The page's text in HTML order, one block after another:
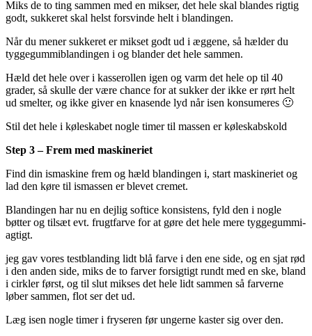
Miks de to ting sammen med en mikser, det hele skal blandes rigtig
godt, sukkeret skal helst forsvinde helt i blandingen.
Når du mener sukkeret er mikset godt ud i æggene, så hælder du
tyggegummiblandingen i og blander det hele sammen.
Hæld det hele over i kasserollen igen og varm det hele op til 40
grader, så skulle der være chance for at sukker der ikke er rørt helt
ud smelter, og ikke giver en knasende lyd når isen konsumeres 🙂
Stil det hele i køleskabet nogle timer til massen er køleskabskold
Step 3 – Frem med maskineriet
Find din ismaskine frem og hæld blandingen i, start maskineriet og
lad den køre til ismassen er blevet cremet.
Blandingen har nu en dejlig softice konsistens, fyld den i nogle
bøtter og tilsæt evt. frugtfarve for at gøre det hele mere tyggegummi-
agtigt.
jeg gav vores testblanding lidt blå farve i den ene side, og en sjat rød
i den anden side, miks de to farver forsigtigt rundt med en ske, bland
i cirkler først, og til slut mikses det hele lidt sammen så farverne
løber sammen, flot ser det ud.
Læg isen nogle timer i fryseren før ungerne kaster sig over den.